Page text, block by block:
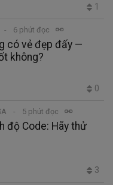
1
6 phút đọc
có vẻ đẹp đấy —
không?
0
5 phút đọc
độ Code: Hãy thử
3